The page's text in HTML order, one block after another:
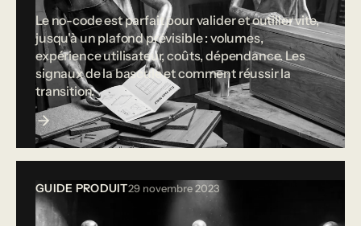
Le no-code est parfait pour valider et outiller vite,
jusqu'à un plafond prévisible : volumes,
expérience utilisateur, coûts, dépendance. Les
signaux de la bascule et comment réussir la
transition.
GUIDE PRODUIT29 novembre 2023